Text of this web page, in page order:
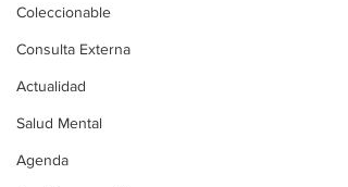
Coleccionable
Consulta Externa
Actualidad
Salud Mental
Agenda